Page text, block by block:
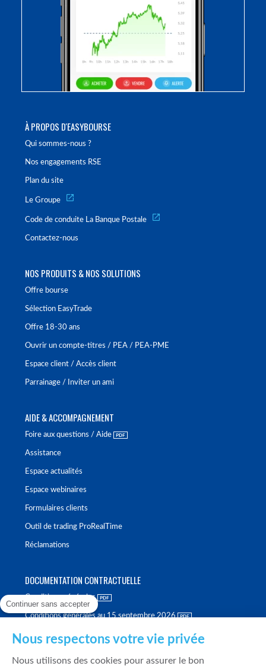
À PROPOS D'EASYBOURSE
Qui sommes-nous ?
Nos engagements RSE
Plan du site
Le Groupe
Code de conduite La Banque Postale
Contactez-nous
NOS PRODUITS & NOS SOLUTIONS
Offre bourse
Sélection EasyTrade
Offre 18-30 ans
Ouvrir un compte-titres / PEA / PEA-PME
Espace client / Accès client
Parrainage / Inviter un ami
AIDE & ACCOMPAGNEMENT
Foire aux questions / Aide
Assistance
Espace actualités
Espace webinaires
Formulaires clients
Outil de trading ProRealTime
Réclamations
DOCUMENTATION CONTRACTUELLE
Conditions générales
Conditions générales au 15 septembre 2026
Continuer sans accepter
Nous respectons votre vie privée
Nous utilisons des cookies pour assurer le bon